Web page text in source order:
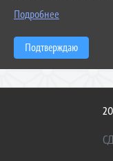
Подробнее
Подтверждаю